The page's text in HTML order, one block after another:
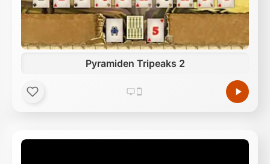
Pyramiden Tripeaks 2